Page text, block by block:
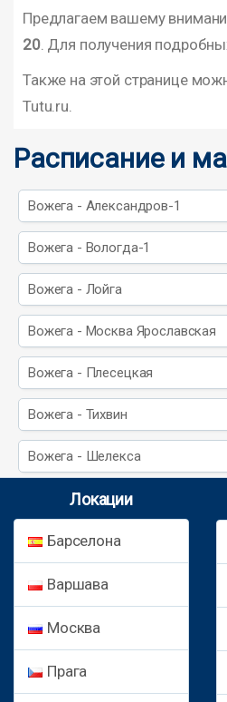
Предлагаем вашему
20. Для получения
Также на этой странице
Tutu.ru.
Расписание и
Вожега - Александров-1
Вожега - Вологда-1
Вожега - Лойга
Вожега - Москва Ярославская
Вожега - Плесецкая
Вожега - Тихвин
Вожега - Шелекса
Локации
Барселона
Варшава
Москва
Прага